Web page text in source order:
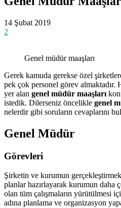
14 Şubat 2019
2
Genel müdür maaşları
Gerek kamuda gerekse özel
pek çok personel görev almaktadır.
yer alan genel müdür maaşları
istedik. Dilerseniz öncelikle genel
nelerdir gibi soruların cevaplarını
Genel Müdür
Görevleri
Şirketin ve kurumun
planlar hazırlayarak kurumun daha
olan tüm çalışmaların yürütülmesi
adına planlama ve organizasyon